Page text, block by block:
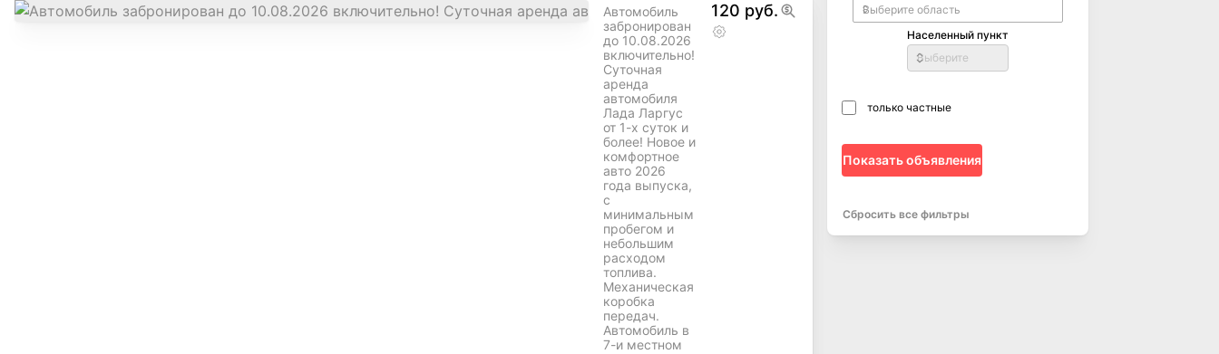
Автомобиль
забронирован
до 10.08.2026
включительно!
Суточная
аренда
автомобиля
Лада Ларгус
от 1-х суток и
более! Новое и
комфортное
авто 2026
года выпуска,
с
минимальным
пробегом и
небольшим
расходом
топлива.
Механическая
коробка
передач.
Автомобиль в
7-и местном
120 руб.
Населенный пункт
Выберите
только частные
Показать объявления
Сбросить все фильтры